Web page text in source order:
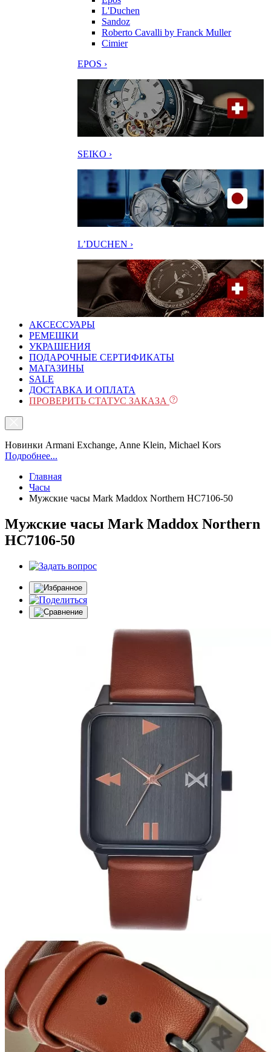
L'Duchen
Sandoz
Roberto Cavalli by Franck Muller
Cimier
EPOS ›
SEIKO ›
L’DUCHEN ›
АКСЕССУАРЫ
РЕМЕШКИ
УКРАШЕНИЯ
ПОДАРОЧНЫЕ СЕРТИФИКАТЫ
МАГАЗИНЫ
SALE
ДОСТАВКА И ОПЛАТА
ПРОВЕРИТЬ СТАТУС ЗАКАЗА
Новинки Armani Exchange, Anne Klein, Michael Kors
Подробнее...
Главная
Часы
Мужские часы Mark Maddox Northern HC7106-50
Мужские часы Mark Maddox Northern
HC7106-50